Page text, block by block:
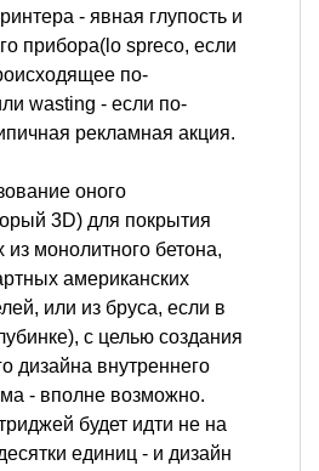
- явная глупость и
прибора(lo spreco, если
по-
wasting - если по-
рекламная акция.
оного
3D) для покрытия
из монолитного бетона,
американских
или из бруса, если в
с целью создания
дизайна внутреннего
- вполне возможно.
будет идти не на
единиц - и дизайн